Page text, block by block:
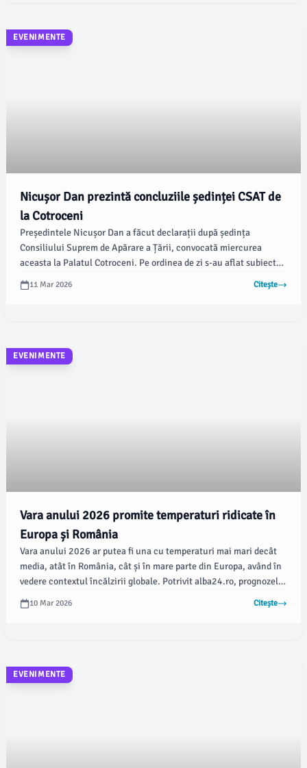
EVENIMENTE
Nicușor Dan prezintă concluziile ședinței CSAT de
la Cotroceni
Președintele Nicușor Dan a făcut declarații după ședința
Consiliului Suprem de Apărare a Țării, convocată miercurea
aceasta la Palatul Cotroceni. Pe ordinea de zi s-au aflat subiecte
importante, inclusiv analiza dislocării temporare a capabilităților
militare pe teritoriul României, conform comunicatului
11 Mar 2026 Citește
EVENIMENTE
Vara anului 2026 promite temperaturi ridicate în
Europa și România
Vara anului 2026 ar putea fi una cu temperaturi mai mari decât
media, atât în România, cât și în mare parte din Europa, având în
vedere contextul încălzirii globale. Potrivit alba24.ro, prognozele
meteorologice pe termen lung sugerează episoade frecvente de
vreme extremă, care includ valuri de căldură și precipitații
10 Mar 2026 Citește
EVENIMENTE